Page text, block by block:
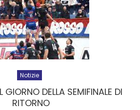
Notizie
GIORNO DELLA SEMIFINALE DI
RITORNO